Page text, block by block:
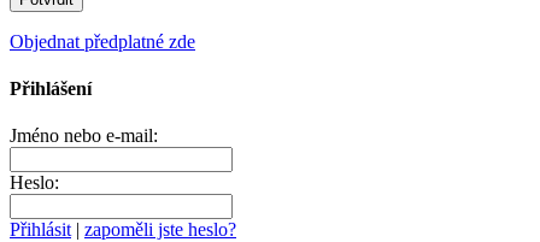
Objednat předplatné zde
Přihlášení
Jméno nebo e-mail:
Heslo:
Přihlásit | zapoměli jste heslo?